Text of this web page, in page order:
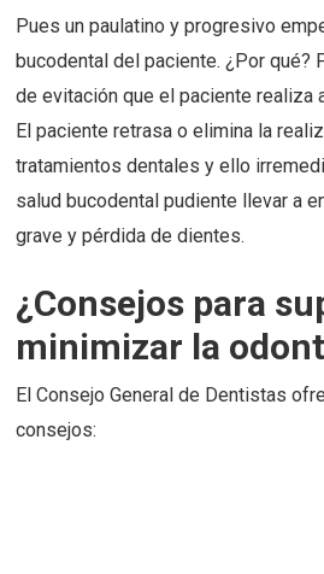
Pues un paulatino y progresivo
bucodental del paciente. ¿Por qué?
de evitación que el paciente realiza
El paciente retrasa o elimina la
tratamientos dentales y ello
salud bucodental pudiente llevar a
grave y pérdida de dientes.
¿Consejos para
minimizar la
El Consejo General de Dentistas
consejos: